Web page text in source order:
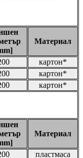
Материал
картон*
картон*
картон*
Материал
пластмаса